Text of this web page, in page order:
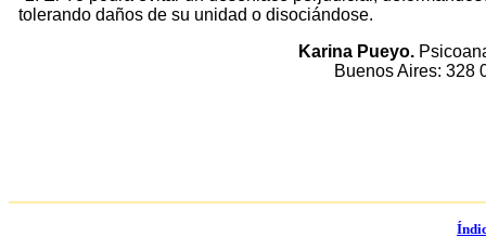
tolerando daños de su unidad o disociándose.
Karina Pueyo.
Buenos Aires: 328